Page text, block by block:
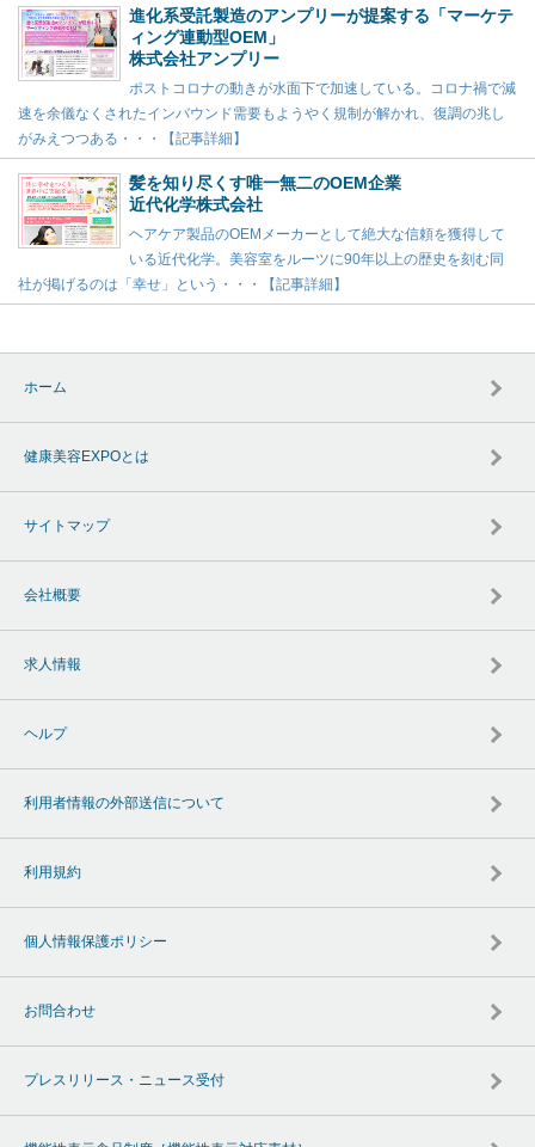
進化系受託製造のアンプリーが提案する「マーケテ
ィング連動型OEM」
株式会社アンプリー
ポストコロナの動きが水面下で加速している。コロナ禍で減
速を余儀なくされたインバウンド需要もようやく規制が解かれ、復調の兆し
がみえつつある・・・【記事詳細】
髪を知り尽くす唯一無二のOEM企業
近代化学株式会社
ヘアケア製品のOEMメーカーとして絶大な信頼を獲得して
いる近代化学。美容室をルーツに90年以上の歴史を刻む同
社が掲げるのは「幸せ」という・・・【記事詳細】
ホーム
健康美容EXPOとは
サイトマップ
会社概要
求人情報
ヘルプ
利用者情報の外部送信について
利用規約
個人情報保護ポリシー
お問合わせ
プレスリリース・ニュース受付